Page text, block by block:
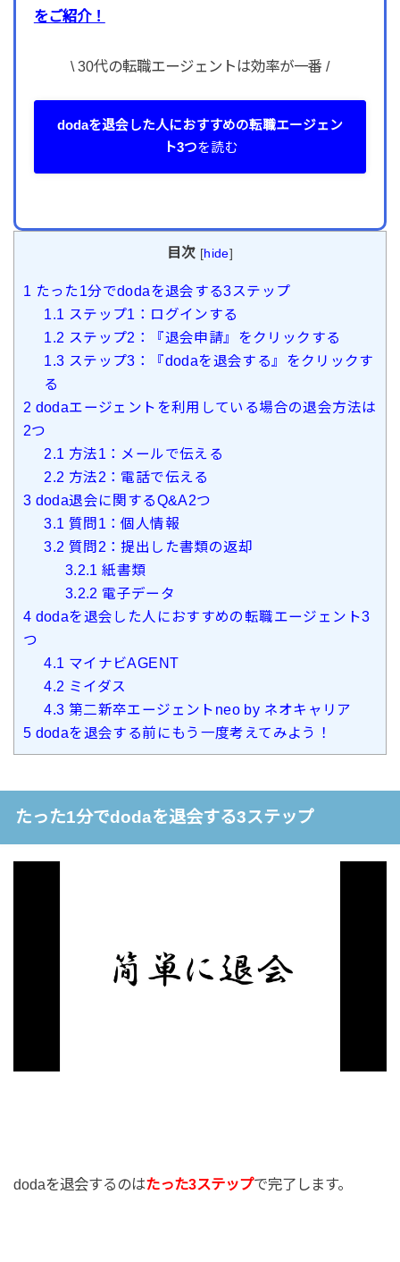
をご紹介！
\ 30代の転職エージェントは効率が一番 /
dodaを退会した人におすすめの転職エージェン
ト3つを読む
目次 [hide]
1 たった1分でdodaを退会する3ステップ
1.1 ステップ1：ログインする
1.2 ステップ2：『退会申請』をクリックする
1.3 ステップ3：『dodaを退会する』をクリックす
る
2 dodaエージェントを利用している場合の退会方法は
2つ
2.1 方法1：メールで伝える
2.2 方法2：電話で伝える
3 doda退会に関するQ&A2つ
3.1 質問1：個人情報
3.2 質問2：提出した書類の返却
3.2.1 紙書類
3.2.2 電子データ
4 dodaを退会した人におすすめの転職エージェント3
つ
4.1 マイナビAGENT
4.2 ミイダス
4.3 第二新卒エージェントneo by ネオキャリア
5 dodaを退会する前にもう一度考えてみよう！
たった1分でdodaを退会する3ステップ
dodaを退会するのはたった3ステップで完了します。